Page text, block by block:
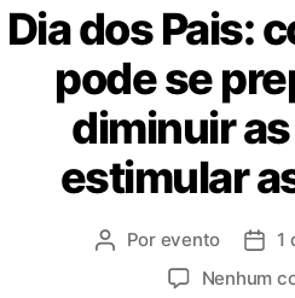
Dia dos Pais:
pode se
diminuir
estimular
Por evento
1
Nenhum